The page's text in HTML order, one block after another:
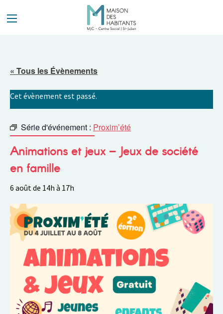
« Tous les Évènements
Cet évènement est passé.
Série d'événement : Proxim’été
Animations et jeux – Jeux de société
en famille
6 août de 14h à 17h
Panneau de gestion des cookies